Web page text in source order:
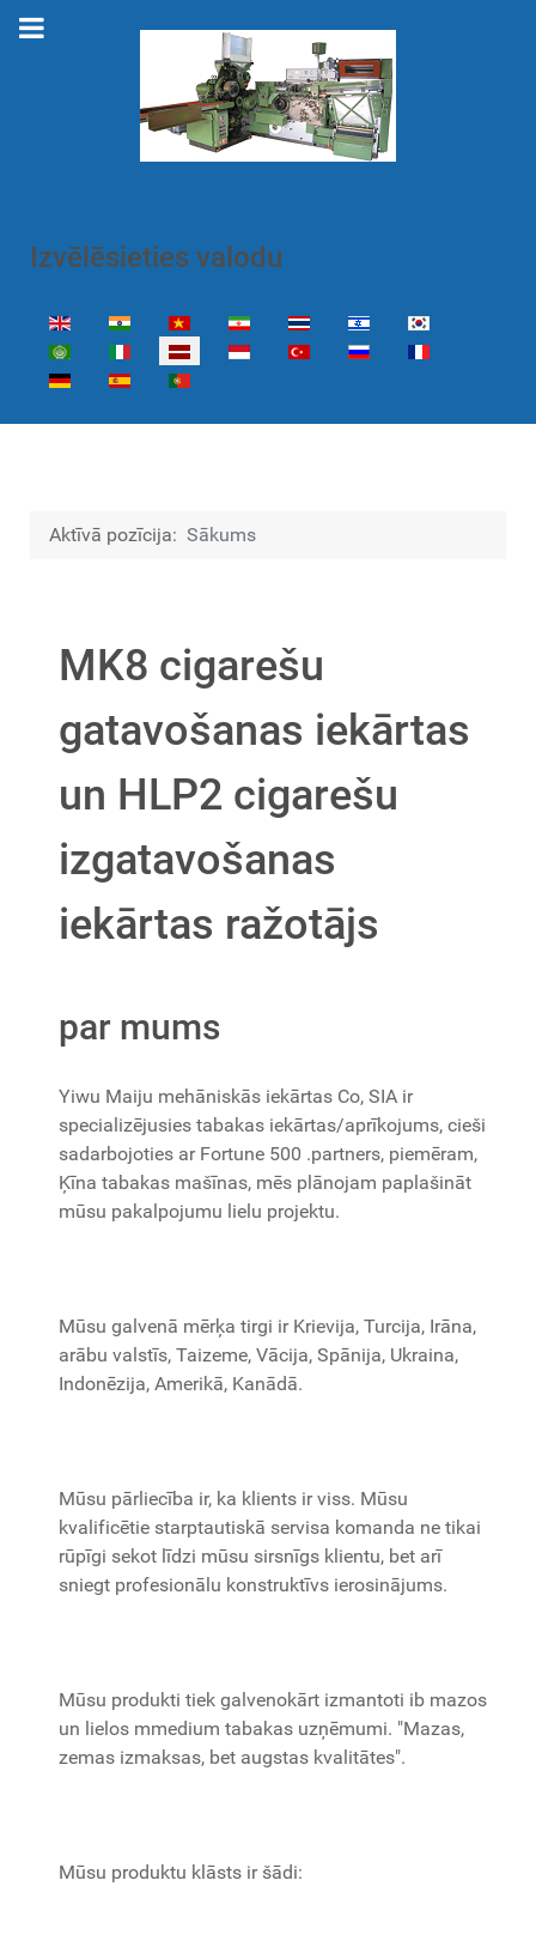
Izvēlēsieties valodu
Izvēlieties valodu
Aktīvā pozīcija: Sākums
MK8 cigarešu
gatavošanas iekārtas
un HLP2 cigarešu
izgatavošanas
iekārtas ražotājs
par mums
Yiwu Maiju mehāniskās iekārtas Co, SIA ir
specializējusies tabakas iekārtas/aprīkojums, cieši
sadarbojoties ar Fortune 500 .partners, piemēram,
Ķīna tabakas mašīnas, mēs plānojam paplašināt
mūsu pakalpojumu lielu projektu.
Mūsu galvenā mērķa tirgi ir Krievija, Turcija, Irāna,
arābu valstīs, Taizeme, Vācija, Spānija, Ukraina,
Indonēzija, Amerikā, Kanādā.
Mūsu pārliecība ir, ka klients ir viss. Mūsu
kvalificētie starptautiskā servisa komanda ne tikai
rūpīgi sekot līdzi mūsu sirsnīgs klientu, bet arī
sniegt profesionālu konstruktīvs ierosinājums.
Mūsu produkti tiek galvenokārt izmantoti ib mazos
un lielos mmedium tabakas uzņēmumi. "Mazas,
zemas izmaksas, bet augstas kvalitātes".
Mūsu produktu klāsts ir šādi: